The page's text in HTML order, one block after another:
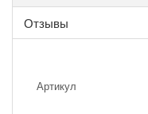
Отзывы
Артикул